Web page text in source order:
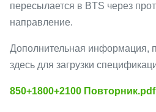
пересылается в BTS через
направление.
Дополнительная информация,
здесь для загрузки
850+1800+2100 Повторник.pdf